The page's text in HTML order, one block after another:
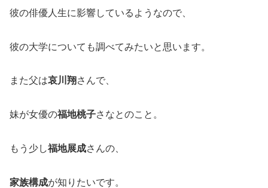
彼の俳優人生に影響しているようなので、
彼の大学についても調べてみたいと思います。
また父は哀川翔 さんで、
妹が女優の福地桃子さなとのこと。
もう少し福地展成さんの、
家族構成が知りたいです。